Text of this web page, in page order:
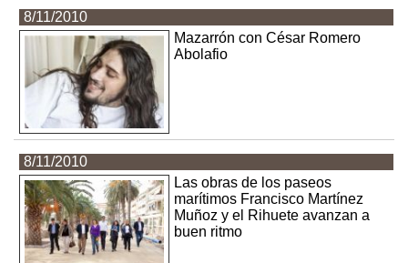
8/11/2010
Mazarrón con César Romero
Abolafio
8/11/2010
Las obras de los paseos
marítimos Francisco Martínez
Muñoz y el Rihuete avanzan a
buen ritmo